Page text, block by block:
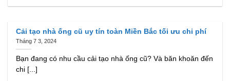
Cải tạo nhà ống cũ uy tín toàn Miền Bắc tối ưu chi phí
Tháng 7 3, 2024
Bạn đang có nhu cầu cải tạo nhà ống cũ? Và băn khoăn đến
chi [...]